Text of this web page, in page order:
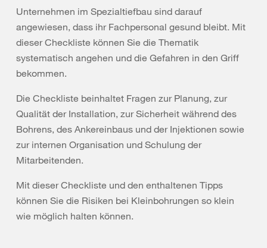
Unternehmen im Spezialtiefbau sind darauf
angewiesen, dass ihr Fachpersonal gesund bleibt. Mit
dieser Checkliste können Sie die Thematik
systematisch angehen und die Gefahren in den Griff
bekommen.
Die Checkliste beinhaltet Fragen zur Planung, zur
Qualität der Installation, zur Sicherheit während des
Bohrens, des Ankereinbaus und der Injektionen sowie
zur internen Organisation und Schulung der
Mitarbeitenden.
Mit dieser Checkliste und den enthaltenen Tipps
können Sie die Risiken bei Kleinbohrungen so klein
wie möglich halten können.